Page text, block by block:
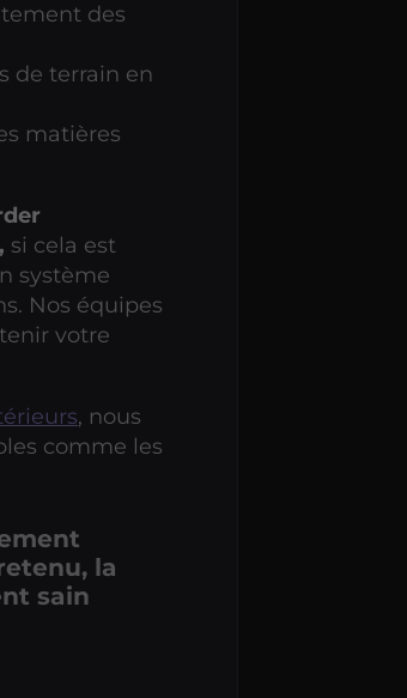
des
de terrain en
matières
si cela est
système
Nos équipes
votre
, nous
comme les
la
sain